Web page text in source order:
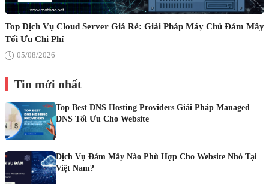
Top Dịch Vụ Cloud Server Giá Rẻ: Giải Pháp Máy Chủ Đám Mây
Tối Ưu Chi Phí
05/08/2026
Tin mới nhất
Top Best DNS Hosting Providers Giải Pháp Managed
DNS Tối Ưu Cho Website
Dịch Vụ Đám Mây Nào Phù Hợp Cho Website Nhỏ Tại
Việt Nam?